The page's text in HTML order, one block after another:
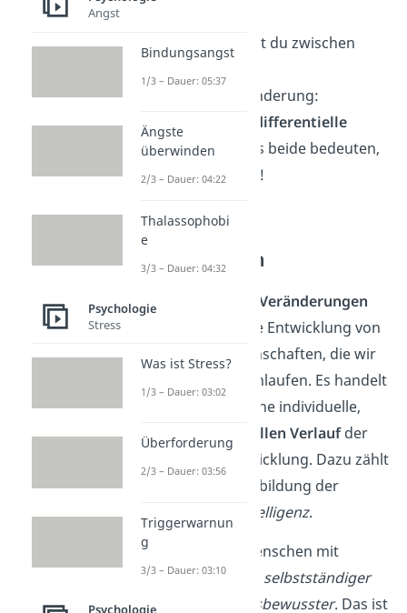
Dabei unterscheidest du zwischen
Persönlichkeitsveränderung:
alterstypische
differentielle
Veränderungen
. Was beide bedeuten,
erklären wir dir jetzt!
Alterstypische
Veränderungen
Die alterstypischen
Veränderungen
beziehen sich auf die Entwicklung von
Persönlichkeitseigenschaften, die wir
und durchlaufen. Es handelt
sich also nicht um eine individuelle,
sondern den
generellen Verlaufder
Persönlichkeitsentwicklung. Dazu zählt
zum Beispiel die Ausbildung der
Sprache
Intelligenz.
Auch werden alle Menschen mit
zunehmendem Alter selbstständiger
undverantwortungsbewusster. Das ist
Angst
Bindungsangst
1/3 – Dauer: 05:37
Ängste
überwinden
2/3 – Dauer: 04:22
Thalassophobi
e
3/3 – Dauer: 04:32
Psychologie
Stress
Was ist Stress?
1/3 – Dauer: 03:02
Überforderung
2/3 – Dauer: 03:56
Triggerwarnun
g
3/3 – Dauer: 03:10
Psychologie